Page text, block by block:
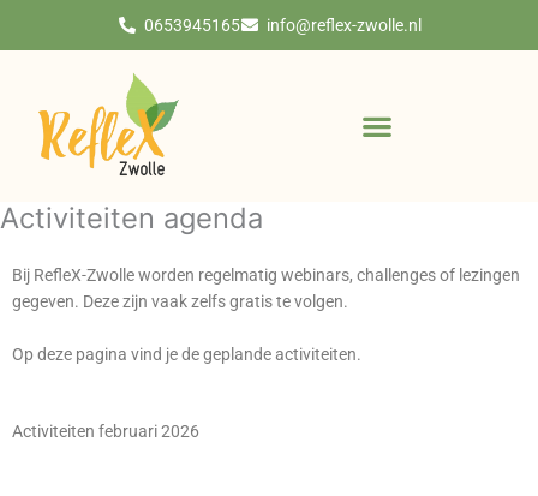
0653945165 info@reflex-zwolle.nl
Activiteiten agenda
Bij RefleX-Zwolle worden regelmatig webinars, challenges of lezingen
gegeven. Deze zijn vaak zelfs gratis te volgen.
Op deze pagina vind je de geplande activiteiten.
Activiteiten februari 2026